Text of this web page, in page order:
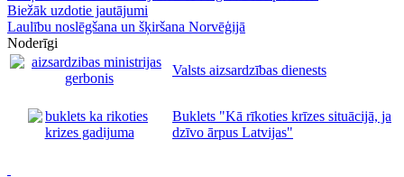
Biežāk uzdotie jautājumi
Laulību noslēgšana un šķiršana Norvēģijā
Noderīgi
Valsts aizsardzības dienests
Buklets "Kā rīkoties krīzes situācijā, ja
dzīvo ārpus Latvijas"